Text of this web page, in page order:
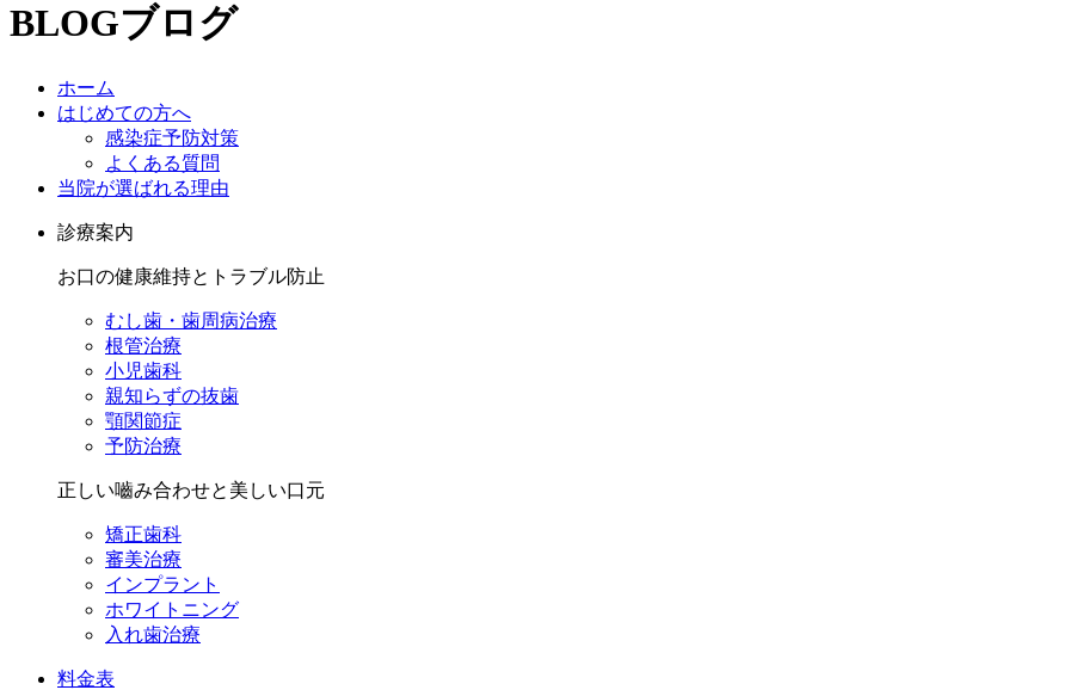
BLOGブログ
ホーム
はじめての方へ
感染症予防対策
よくある質問
当院が選ばれる理由
診療案内
お口の健康維持とトラブル防止
むし歯・歯周病治療
根管治療
小児歯科
親知らずの抜歯
顎関節症
予防治療
正しい嚙み合わせと美しい口元
矯正歯科
審美治療
インプラント
ホワイトニング
入れ歯治療
料金表